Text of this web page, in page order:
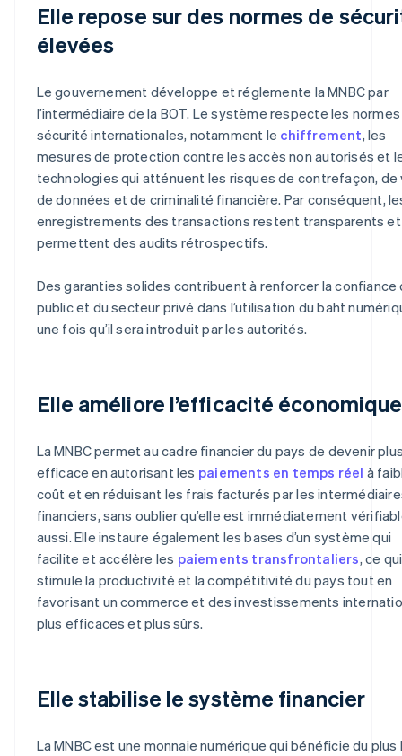
Elle repose sur des normes de
élevées
Le gouvernement développe et réglemente la MNBC par
l’intermédiaire de la BOT. Le système respecte les
sécurité internationales, notamment le chiffrement, les
mesures de protection contre les accès non autorisés et
technologies qui atténuent les risques de contrefaçon, de
de données et de criminalité financière. Par conséquent,
enregistrements des transactions restent transparents et
permettent des audits rétrospectifs.
Des garanties solides contribuent à renforcer la confiance
public et du secteur privé dans l’utilisation du baht
une fois qu’il sera introduit par les autorités.
Elle améliore l’efficacité économique
La MNBC permet au cadre financier du pays de devenir
efficace en autorisant les paiements en temps réel à
coût et en réduisant les frais facturés par les
financiers, sans oublier qu’elle est immédiatement
aussi. Elle instaure également les bases d’un système qui
facilite et accélère les paiements transfrontaliers, ce qui
stimule la productivité et la compétitivité du pays tout en
favorisant un commerce et des investissements
plus efficaces et plus sûrs.
Elle stabilise le système financier
La MNBC est une monnaie numérique qui bénéficie du plus